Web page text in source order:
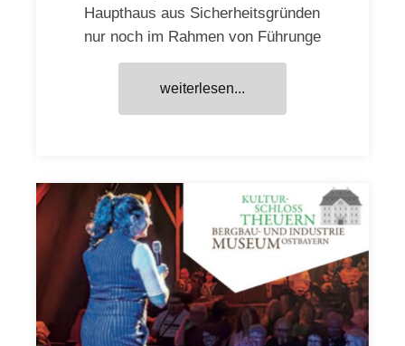
Haupthaus aus Sicherheitsgründen
nur noch im Rahmen von Führunge
weiterlesen...